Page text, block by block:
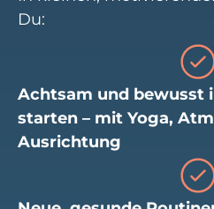
Du:
Achtsam und bewusst
starten – mit Yoga,
Ausrichtung